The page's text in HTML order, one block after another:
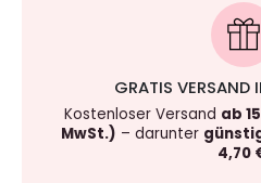
GRATIS VERSAND
Kostenloser Versand ab
MwSt.) – darunter
4,70